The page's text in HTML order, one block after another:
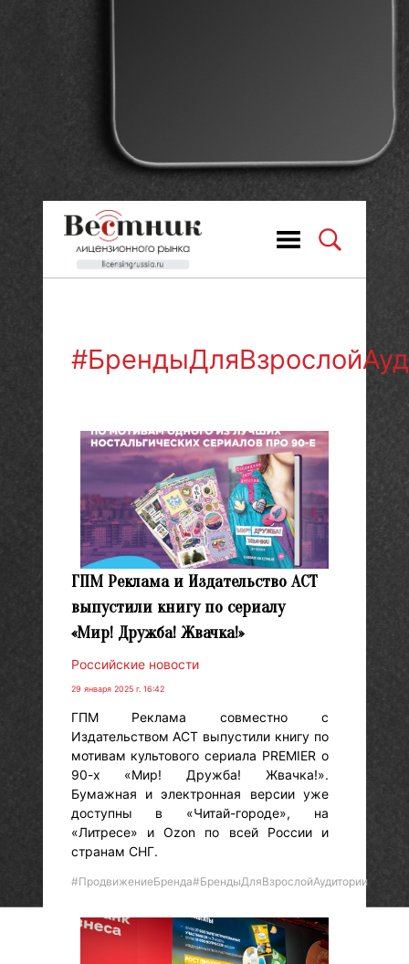
ГПМ Реклама и Издательство АСТ
выпустили книгу по сериалу
«Мир! Дружба! Жвачка!»
Российские новости
29 января 2025 г. 16:42
ГПМ Реклама совместно с
Издательством АСТ выпустили книгу по
мотивам культового сериала PREMIER о
90-х «Мир! Дружба! Жвачка!».
Бумажная и электронная версии уже
доступны в «Читай-городе», на
«Литресе» и Ozon по всей России и
странам СНГ.
#ПродвижениеБренда#БрендыДляВзрослойАудитории